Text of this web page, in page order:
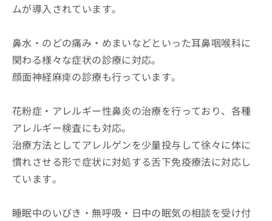
ムが導入されています。
鼻水・のどの痛み・めまいなどといった耳鼻咽喉科に
関わる様々な症状の診療に対応。
顔面神経麻痺の診療も行っています。
花粉症・アレルギー性鼻炎の治療を行っており、各種
アレルギー検査にも対応。
治療方法としてアレルゲンを少量投与して徐々に体に
慣れさせる形で症状に対処する舌下免疫療法に対応し
ています。
睡眠中のいびき・無呼吸・日中の眠気の相談を受け付